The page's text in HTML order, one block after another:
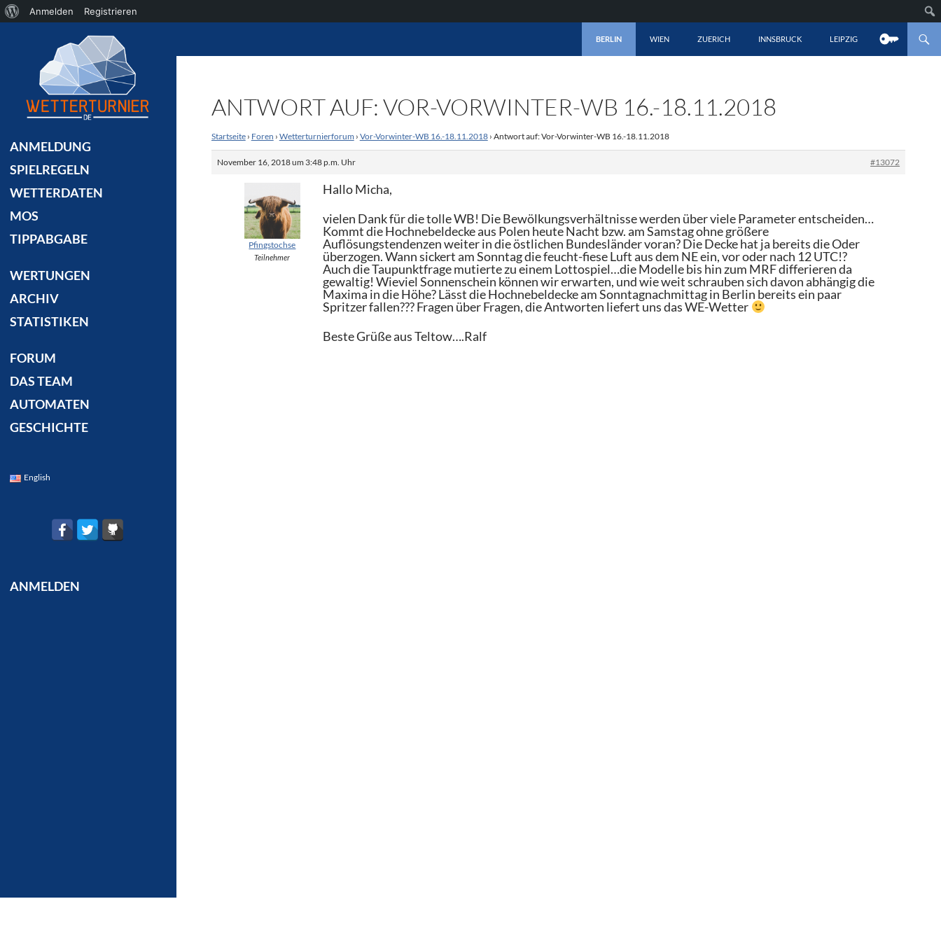
BERLIN
WIEN ZUERICH INNSBRUCK LEIPZIG
ANTWORT AUF: VOR-VORWINTER-WB 16.-18.11.2018
Startseite › Foren › Wetterturnierforum › Vor-Vorwinter-WB 16.-18.11.2018 › Antwort auf: Vor-Vorwinter-WB 16.-18.11.2018
November 16, 2018 um 3:48 p.m. Uhr #13072
Pfingstochse
Teilnehmer
Hallo Micha,
vielen Dank für die tolle WB! Die Bewölkungsverhältnisse werden über viele Parameter entscheiden…
Kommt die Hochnebeldecke aus Polen heute Nacht bzw. am Samstag ohne größere
Auflösungstendenzen weiter in die östlichen Bundesländer voran? Die Decke hat ja bereits die Oder
überzogen. Wann sickert am Sonntag die feucht-fiese Luft aus dem NE ein, vor oder nach 12 UTC!?
Auch die Taupunktfrage mutierte zu einem Lottospiel…die Modelle bis hin zum MRF differieren da
gewaltig! Wieviel Sonnenschein können wir erwarten, und wie weit schrauben sich davon abhängig die
Maxima in die Höhe? Lässt die Hochnebeldecke am Sonntagnachmittag in Berlin bereits ein paar
Spritzer fallen??? Fragen über Fragen, die Antworten liefert uns das WE-Wetter
Beste Grüße aus Teltow….Ralf
ANMELDUNG
SPIELREGELN
WETTERDATEN
MOS
TIPPABGABE
WERTUNGEN
ARCHIV
STATISTIKEN
FORUM
DAS TEAM
AUTOMATEN
GESCHICHTE
English
ANMELDEN
Über
Anmelden Registrieren